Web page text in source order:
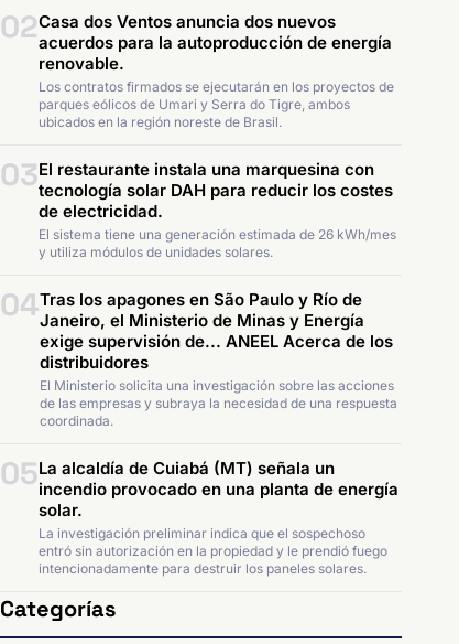
02Casa dos Ventos anuncia dos nuevos
acuerdos para la autoproducción de energía
renovable.
Los contratos firmados se ejecutarán en los proyectos de
parques eólicos de Umari y Serra do Tigre, ambos
ubicados en la región noreste de Brasil.
03El restaurante instala una marquesina con
tecnología solar DAH para reducir los costes
de electricidad.
El sistema tiene una generación estimada de 26 kWh/mes
y utiliza módulos de unidades solares.
04Tras los apagones en São Paulo y Río de
Janeiro, el Ministerio de Minas y Energía
exige supervisión de... ANEEL Acerca de los
distribuidores
El Ministerio solicita una investigación sobre las acciones
de las empresas y subraya la necesidad de una respuesta
coordinada.
05La alcaldía de Cuiabá (MT) señala un
incendio provocado en una planta de energía
solar.
La investigación preliminar indica que el sospechoso
entró sin autorización en la propiedad y le prendió fuego
intencionadamente para destruir los paneles solares.
Categorías